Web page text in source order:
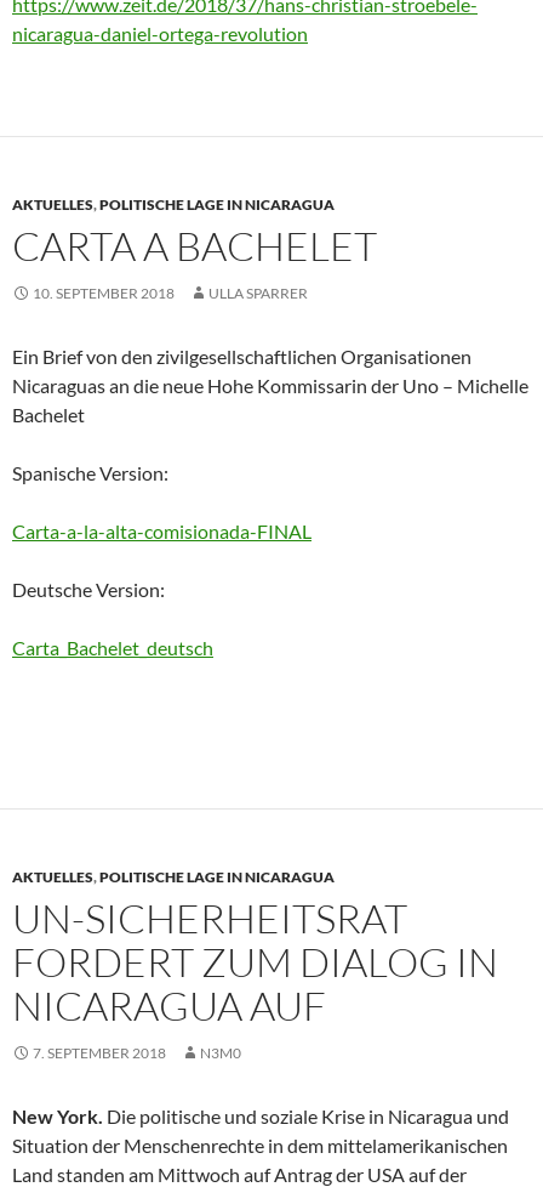
nicaragua-daniel-ortega-revolution
AKTUELLES,POLITISCHE LAGE IN NICARAGUA
CARTA A BACHELET
10. SEPTEMBER 2018 ULLA SPARRER
Ein Brief von den zivilgesellschaftlichen Organisationen
Nicaraguas an die neue Hohe Kommissarin der Uno – Michelle
Bachelet
Spanische Version:
Carta-a-la-alta-comisionada-FINAL
Deutsche Version:
Carta_Bachelet_deutsch
AKTUELLES,POLITISCHE LAGE IN NICARAGUA
UN-SICHERHEITSRAT
FORDERT ZUM DIALOG IN
NICARAGUA AUF
7. SEPTEMBER 2018 N3M0
New York. Die politische und soziale Krise in Nicaragua und
Situation der Menschenrechte in dem mittelamerikanischen
Land standen am Mittwoch auf Antrag der USA auf der